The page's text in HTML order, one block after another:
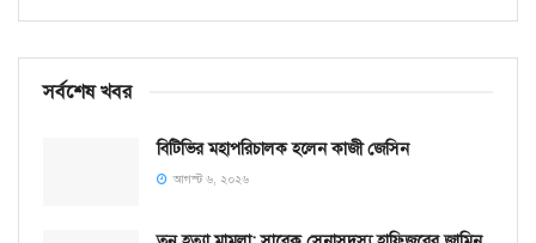
সর্বশেষ খবর
বিটিভির মহাপরিচালক হলেন কাজী জেসিন
আগস্ট ৬, ২০২৬